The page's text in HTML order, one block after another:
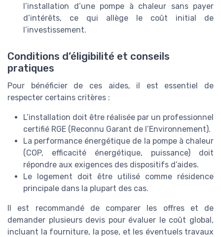
l’installation d’une pompe à chaleur sans payer
d’intérêts, ce qui allège le coût initial de
l’investissement.
Conditions d’éligibilité et conseils
pratiques
Pour bénéficier de ces aides, il est essentiel de
respecter certains critères :
L’installation doit être réalisée par un professionnel
certifié RGE (Reconnu Garant de l’Environnement).
La performance énergétique de la pompe à chaleur
(COP, efficacité énergétique, puissance) doit
répondre aux exigences des dispositifs d’aides.
Le logement doit être utilisé comme résidence
principale dans la plupart des cas.
Il est recommandé de comparer les offres et de
demander plusieurs devis pour évaluer le coût global,
incluant la fourniture, la pose, et les éventuels travaux